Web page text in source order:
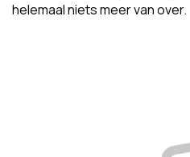
helemaal niets meer van over.